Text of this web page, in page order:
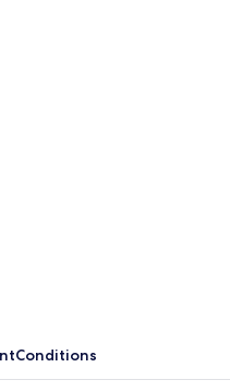
Conditions